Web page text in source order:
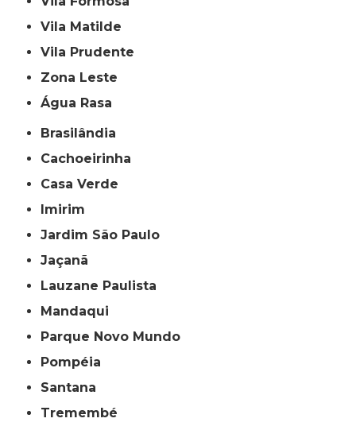
Vila Matilde
Vila Prudente
Zona Leste
Água Rasa
Brasilândia
Cachoeirinha
Casa Verde
Imirim
Jardim São Paulo
Jaçanã
Lauzane Paulista
Mandaqui
Parque Novo Mundo
Pompéia
Santana
Tremembé